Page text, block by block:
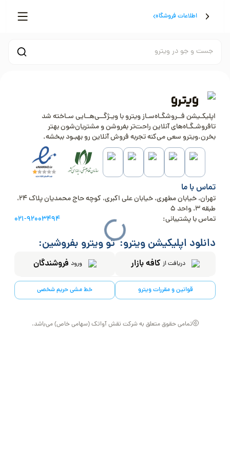
اطلاعات فروشگاه
جست و جو در ویترو
اپلیکـیشن فــروشگـاه‌سـاز ویترو با ویـژگــی‌هــایی سـاخته شد
تافروشـگـاه‌های آنلاین راحت‌تر بفروشن و مشتریان‌شون بهتر
بخرن.ویترو سعی می‌کنه تجربه فروش آنلاین رو بهبـود ببخشه.
تماس با ما
تهران، خیابان مطهری، خیابان علی اکبری، کوچه حاج محمدیان پلاک 24،
طبقه 3، واحد 5
تماس با پشتیبانی:
021-92003494
دانلود اپلیکیشن ویترو:
دریافت از کافه بازار
تو ویترو بفروشین:
ورود فروشندگان
قوانین و مقررات ویترو خط مشی حریم شخصی
تمامی حقوق متعلق به شرکت نقش آواتک (سهامی خاص) می‌باشد.